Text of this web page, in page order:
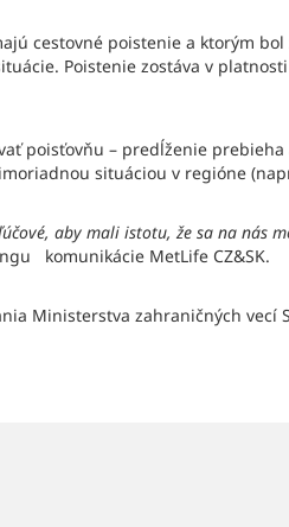
cestovné poistenie a ktorým
Poistenie zostáva v
poisťovňu – predĺženie
situáciou v regióne
aby mali istotu, že sa na nás
komunikácie MetLife CZ&SK.
Ministerstva zahraničných